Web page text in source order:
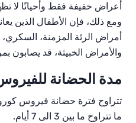
أعراض خفيفة فقط وأحيانًا لا
ومع ذلك، فإن الأطفال الذين
أمراض الرئة المزمنة،
والأمراض الخبيثة، قد يصابون
مدة الحضانة
تتراوح فترة حضانة فيروس كورونا
ما تتراوح ما بين 3 الى 7 أيام.